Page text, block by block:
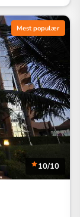
Mest populær
10/10